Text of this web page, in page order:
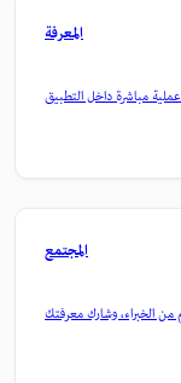
المعرفة
المجتمع